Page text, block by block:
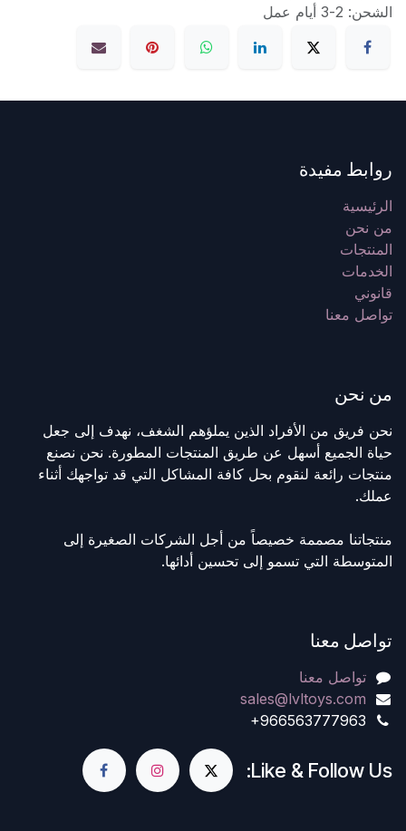
الشحن: 2-3 أيام عمل
روابط مفيدة
الرئيسية
من نحن
المنتجات
الخدمات
قانوني
تواصل معنا
من نحن
نحن فريق من الأفراد الذين يملؤهم الشغف، نهدف إلى جعل
حياة الجميع أسهل عن طريق المنتجات المطورة. نحن نصنع
منتجات رائعة لنقوم بحل كافة المشاكل التي قد تواجهك أثناء
عملك.
منتجاتنا مصممة خصيصاً من أجل الشركات الصغيرة إلى
المتوسطة التي تسمو إلى تحسين أدائها.
تواصل معنا
تواصل معنا
sales@lvltoys.com
+966563777963
Like & Follow Us: